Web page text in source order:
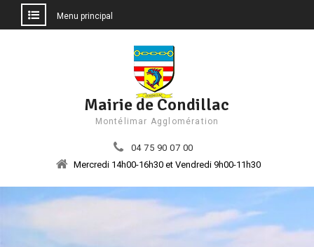
Menu principal
Mairie de Condillac
Montélimar Agglomération
04 75 90 07 00
Mercredi 14h00-16h30 et Vendredi 9h00-11h30